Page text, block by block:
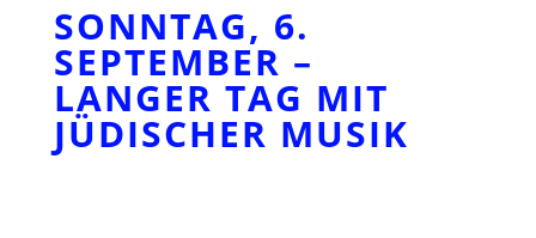
SONNTAG, 6.
SEPTEMBER –
LANGER TAG MIT
JÜDISCHER MUSIK